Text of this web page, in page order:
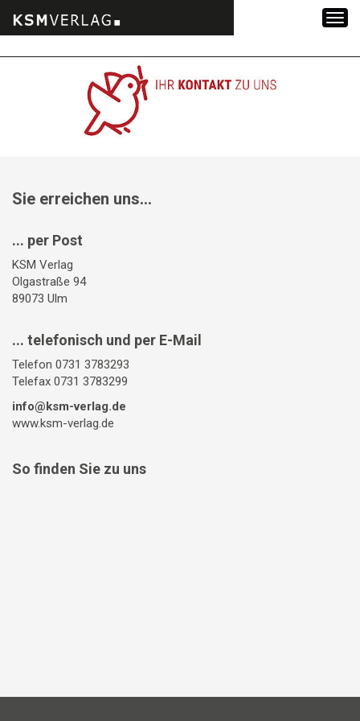
Sie erreichen uns...
... per Post
KSM Verlag
Olgastraße 94
89073 Ulm
... telefonisch und per E-Mail
Telefon 0731 3783293
Telefax 0731 3783299
info@ksm-verlag.de
www.ksm-verlag.de
So finden Sie zu uns